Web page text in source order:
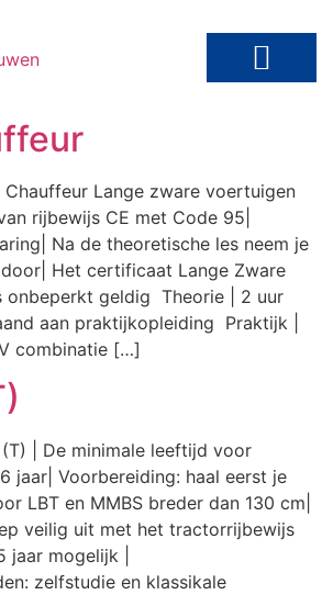
Chauffeur Lange zware voertuigen
rijbewijs CE met Code 95|
Na de theoretische les neem je
Het certificaat Lange Zware
onbeperkt geldig Theorie | 2 uur
aan praktijkopleiding Praktijk |
combinatie […]
| De minimale leeftijd voor
jaar| Voorbereiding: haal eerst je
LBT en MMBS breder dan 130 cm|
veilig uit met het tractorrijbewijs
jaar mogelijk |
zelfstudie en klassikale